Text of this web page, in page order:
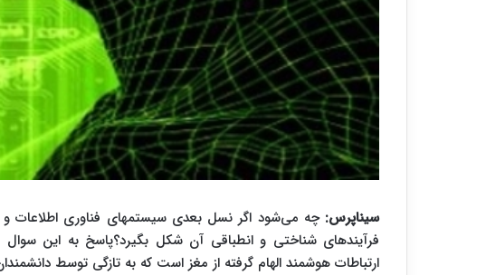
سیناپرس:چه می‌شود اگر نسل بعدی سیستمهای فناوری اطلاعات و
فرآیندهای شناختی و انطباقی آن شکل بگیرد؟پاسخ به این سوال
ارتباطات هوشمند الهام گرفته از مغز است که به تازگی توسط